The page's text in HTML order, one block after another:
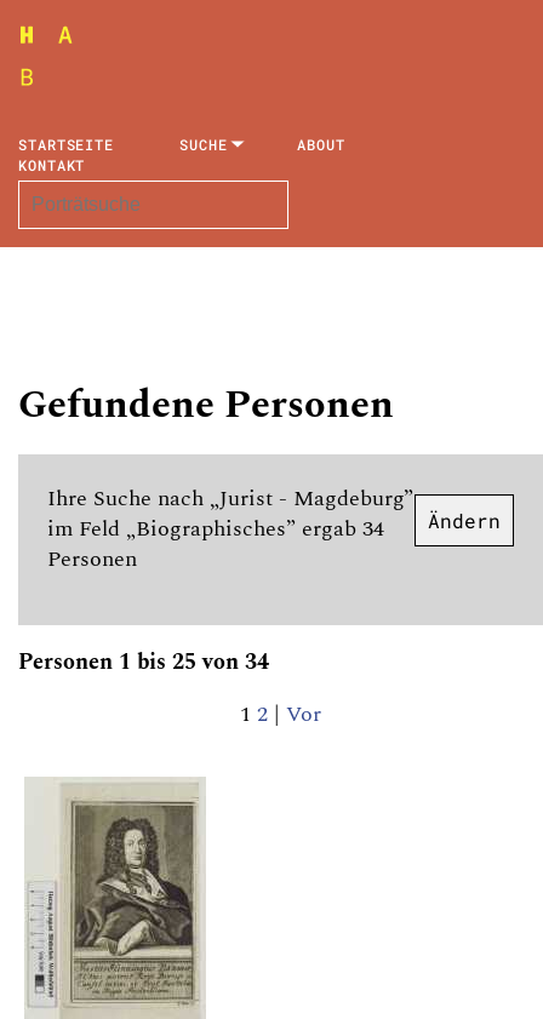
STARTSEITE SUCHE
ABOUT
KONTAKT
Gefundene Personen
Ihre Suche nach „Jurist - Magdeburg”
im Feld „Biographisches” ergab 34
Personen
Ändern
Personen 1 bis 25 von 34
1 2 | Vor